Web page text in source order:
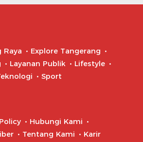
Raya
Explore Tangerang
Layanan Publik
Lifestyle
Sport
Hubungi Kami
Tentang Kami Karir